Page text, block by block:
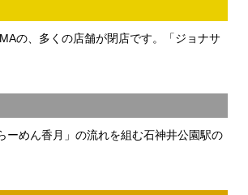
の、多くの店舗が閉店です。「ジョナサ
ーめん香月」の流れを組む石神井公園駅の